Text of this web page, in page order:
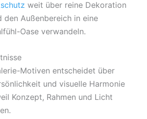
weit über reine Dekoration
den Außenbereich in eine
Oase verwandeln.
Motiven entscheidet über
und visuelle Harmonie
Konzept, Rahmen und Licht